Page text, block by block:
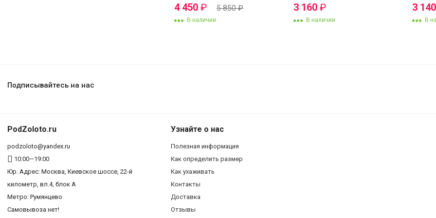
4 450 ₽ 5 850₽
В наличии
3 160 ₽
В наличии
3 140
В
Подписывайтесь на нас
PodZoloto.ru
podzoloto@yandex.ru
10:00—19:00
Юр. Адреc: Москва, Киевское шоссе, 22-й
километр, вл.4, блок А
Метро: Румянцево
Самовывоза нет!
Узнайте о нас
Полезная информация
Как определить размер
Как ухаживать
Контакты
Доставка
Отзывы